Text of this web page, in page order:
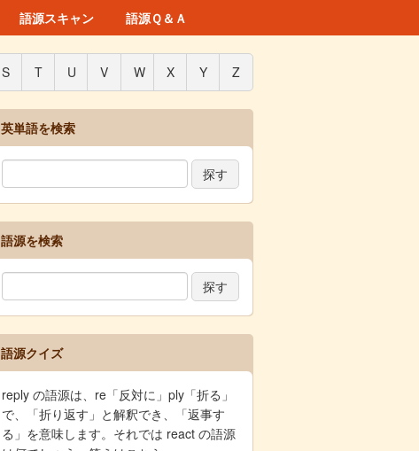
語源スキャン 語源Ｑ＆Ａ
S T U V W X Y Z
英単語を検索
語源を検索
語源クイズ
reply の語源は、re「反対に」ply「折る」
で、「折り返す」と解釈でき、「返事す
る」を意味します。それでは react の語源